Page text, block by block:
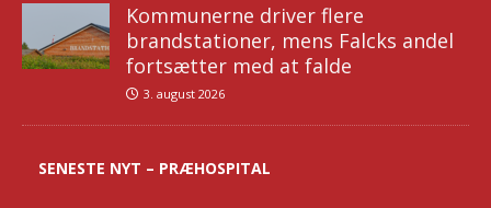
Kommunerne driver flere
brandstationer, mens Falcks andel
fortsætter med at falde
3. august 2026
SENESTE NYT – PRÆHOSPITAL